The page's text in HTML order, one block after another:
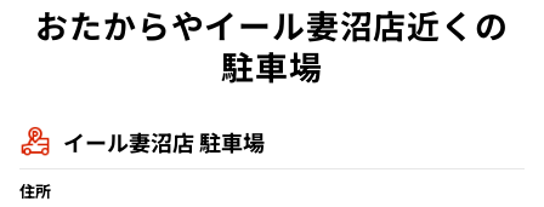
おたからやイール妻沼店近くの
駐車場
イール妻沼店 駐車場
住所